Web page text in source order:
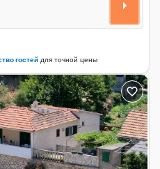
гостейдля точной цены